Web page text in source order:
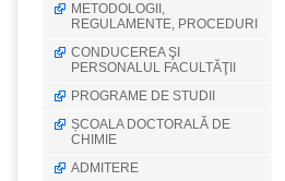
METODOLOGII,
REGULAMENTE, PROCEDURI
CONDUCEREA ŞI
PERSONALUL FACULTĂŢII
PROGRAME DE STUDII
ȘCOALA DOCTORALĂ DE
CHIMIE
ADMITERE